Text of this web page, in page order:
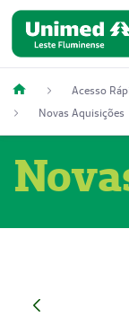
Acesso
Novas Aquisições